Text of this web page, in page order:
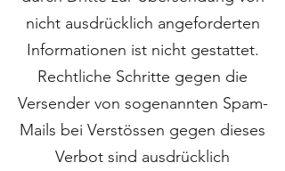
nicht ausdrücklich angeforderten
Informationen ist nicht gestattet.
Rechtliche Schritte gegen die
Versender von sogenannten Spam-
Mails bei Verstössen gegen dieses
Verbot sind ausdrücklich